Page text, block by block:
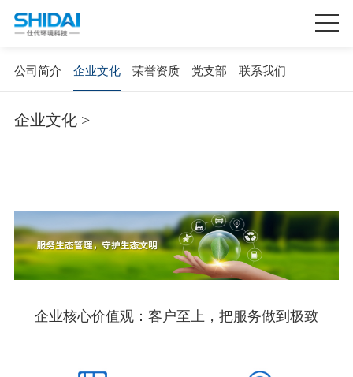
公司简介 企业文化 荣誉资质 党支部 联系我们
企业文化 >
企业核心价值观：客户至上，把服务做到极致